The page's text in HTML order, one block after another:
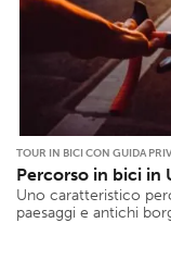
TOUR IN BICI CON GUIDA
Percorso in bici in
Uno caratteristico
paesaggi e antichi